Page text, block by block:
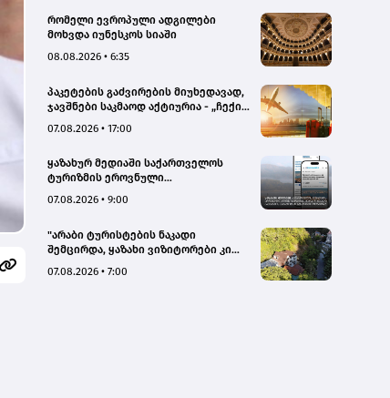
რომელი ევროპული ადგილები
მოხვდა იუნესკოს სიაში
08.08.2026 • 6:35
პაკეტების გაძვირების მიუხედავად,
ჯავშნები საკმაოდ აქტიურია - „ჩექინ
07.08.2026 • 17:00
ყაზახურ მედიაში საქართველოს
ტურიზმის ეროვნული
კამპანიის ფარგლებში სტატიები
07.08.2026 • 9:00
"არაბი ტურისტების ნაკადი
შემცირდა, ყაზახი ვიზიტორები კი
Hotel
07.08.2026 • 7:00